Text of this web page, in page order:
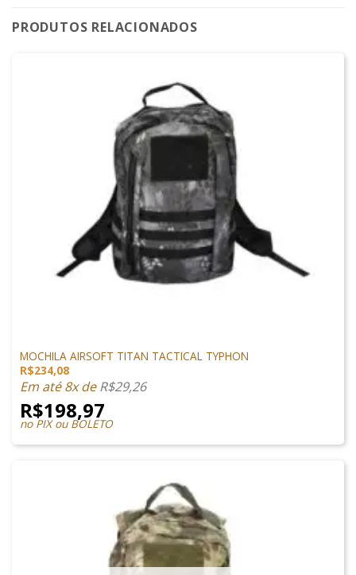
PRODUTOS RELACIONADOS
MOCHILA AIRSOFT TITAN TACTICAL TYPHON
R$234,08
Em até 8x deR$29,26
R$198,97
no PIX ou BOLETO